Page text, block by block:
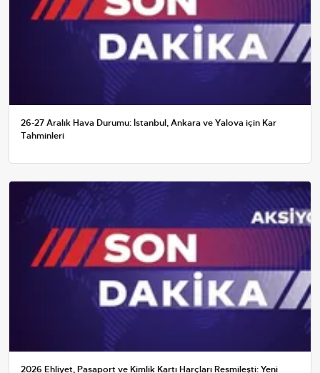
26-27 Aralık Hava Durumu: İstanbul, Ankara ve Yalova için Kar
Tahminleri
2026 Ehliyet, Pasaport ve Kimlik Kartı Harçları Resmileşti: Yeni